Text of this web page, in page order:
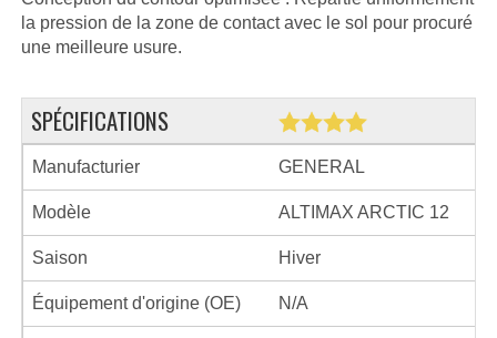
la pression de la zone de contact avec le sol pour procuré
une meilleure usure.
SPÉCIFICATIONS
Manufacturier GENERAL
Modèle ALTIMAX ARCTIC 12
Saison Hiver
Équipement d'origine (OE) N/A